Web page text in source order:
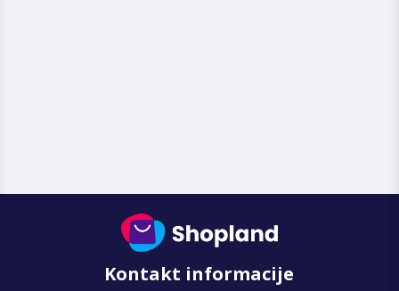
Kontakt informacije